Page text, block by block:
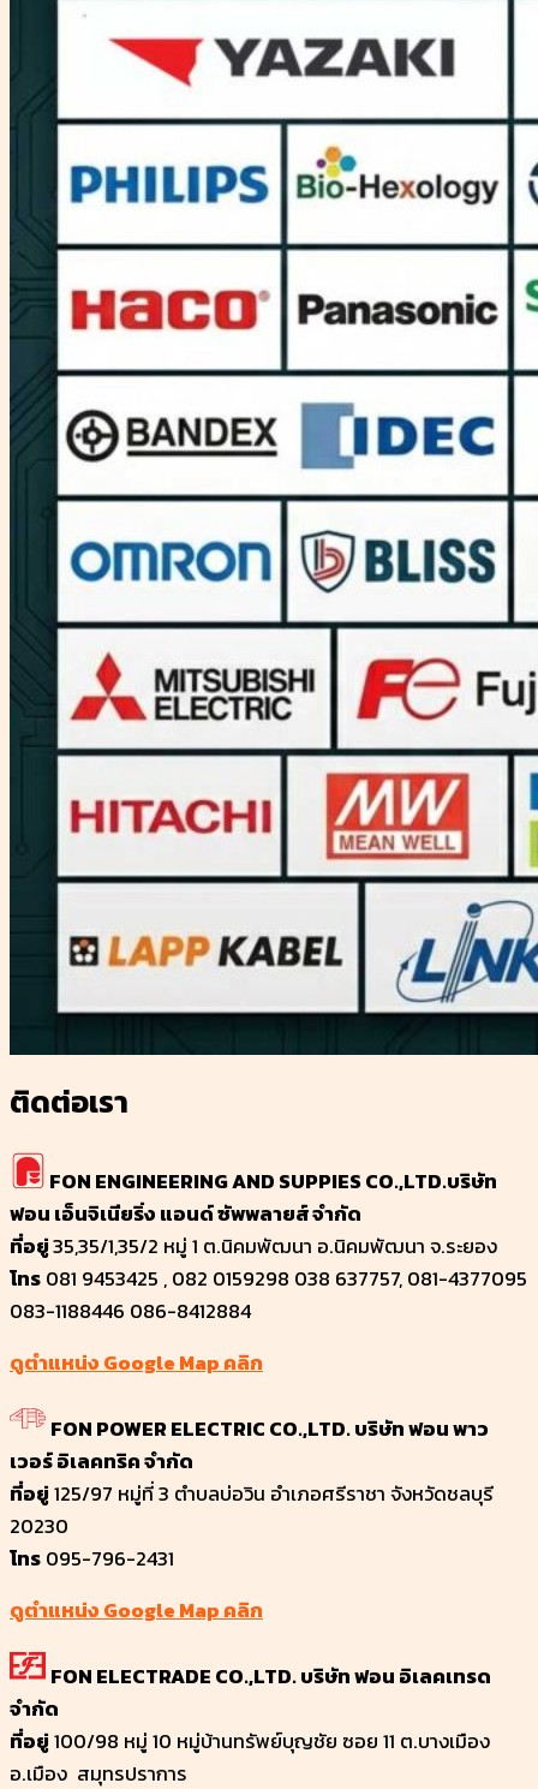
ติดต่อเรา
FON ENGINEERING AND SUPPIES CO.,LTD.บริษัท
ฟอน เอ็นจิเนียริ่ง แอนด์ ซัพพลายส์ จำกัด
ที่อยู่35,35/1,35/2 หมู่ 1 ต.นิคมพัฒนา อ.นิคมพัฒนา จ.ระยอง
โทร 081 9453425 , 082 0159298 038 637757, 081-4377095
083-1188446 086-8412884
ดูตำแหน่ง Google Map คลิก
FON POWER ELECTRIC CO.,LTD. บริษัท ฟอน พาว
เวอร์ อิเลคทริค จำกัด
ที่อยู่ 125/97 หมู่ที่ 3 ตำบลบ่อวิน อำเภอศรีราชา จังหวัดชลบุรี
20230
โทร 095-796-2431
ดูตำแหน่ง Google Map คลิก
FON ELECTRADE CO.,LTD. บริษัท ฟอน อิเลคเทรด
จำกัด
ที่อยู่ 100/98 หมู่ 10 หมู่บ้านทรัพย์บุญชัย ซอย 11 ต.บางเมือง
อ.เมือง สมุทรปราการ